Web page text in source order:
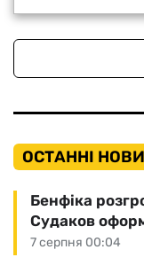
ОСТАННІ
7 серпня 00:04
Бенфіка
Судаков